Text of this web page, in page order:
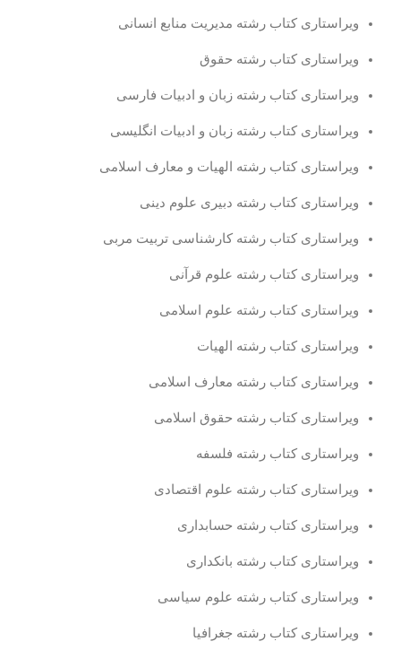
ویراستاری کتاب رشته مدیریت منابع انسانی
ویراستاری کتاب رشته حقوق
ویراستاری کتاب رشته زبان و ادبیات فارسی
ویراستاری کتاب رشته زبان و ادبیات انگلیسی
ویراستاری کتاب رشته الهیات و معارف اسلامی
ویراستاری کتاب رشته دبیری علوم دینی
ویراستاری کتاب رشته کارشناسی تربیت مربی
ویراستاری کتاب رشته علوم قرآنی
ویراستاری کتاب رشته علوم اسلامی
ویراستاری کتاب رشته الهیات
ویراستاری کتاب رشته معارف اسلامی
ویراستاری کتاب رشته حقوق اسلامی
ویراستاری کتاب رشته فلسفه
ویراستاری کتاب رشته علوم اقتصادی
ویراستاری کتاب رشته حسابداری
ویراستاری کتاب رشته بانکداری
ویراستاری کتاب رشته علوم سیاسی
ویراستاری کتاب رشته جغرافیا